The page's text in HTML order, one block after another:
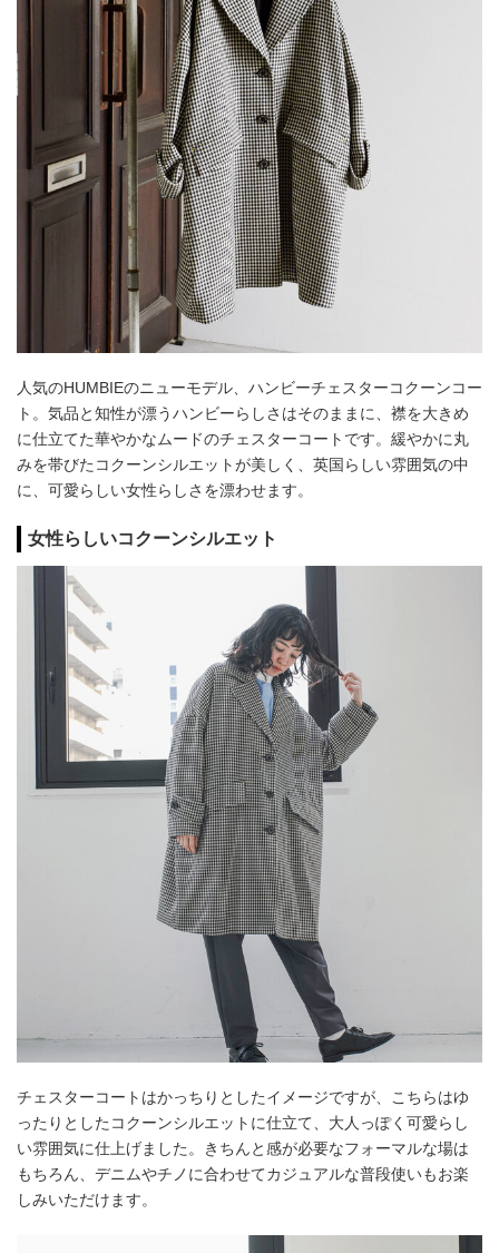
人気のHUMBIEのニューモデル、ハンビーチェスターコクーンコー
ト。気品と知性が漂うハンビーらしさはそのままに、襟を大きめ
に仕立てた華やかなムードのチェスターコートです。緩やかに丸
みを帯びたコクーンシルエットが美しく、英国らしい雰囲気の中
に、可愛らしい女性らしさを漂わせます。
女性らしいコクーンシルエット
チェスターコートはかっちりとしたイメージですが、こちらはゆ
ったりとしたコクーンシルエットに仕立て、大人っぽく可愛らし
い雰囲気に仕上げました。きちんと感が必要なフォーマルな場は
もちろん、デニムやチノに合わせてカジュアルな普段使いもお楽
しみいただけます。